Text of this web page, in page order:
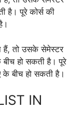
है। पूरे कोर्स की
हैं, तो उसके सेमेस्टर
हो सकती है। पूरे
बीच हो सकती है।
IN